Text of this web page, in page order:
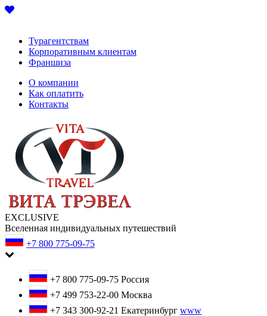
Турагентствам
Корпоративным клиентам
Франшиза
О компании
Как оплатить
Контакты
EXCLUSIVE
Вселенная индивидуальных путешествий
+7 800 775-09-75
+7 800 775-09-75 Россия
+7 499 753-22-00 Москва
+7 343 300-92-21 Екатеринбург www